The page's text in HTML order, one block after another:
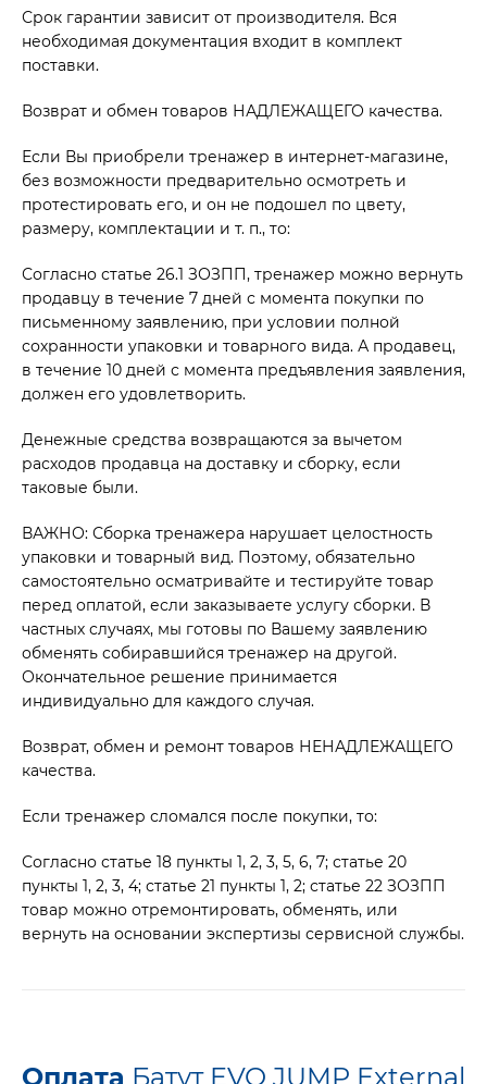
Срок гарантии зависит от производителя. Вся
необходимая документация входит в комплект
поставки.
Возврат и обмен товаров НАДЛЕЖАЩЕГО качества.
Если Вы приобрели тренажер в интернет-магазине,
без возможности предварительно осмотреть и
протестировать его, и он не подошел по цвету,
размеру, комплектации и т. п., то:
Согласно статье 26.1 ЗОЗПП, тренажер можно вернуть
продавцу в течение 7 дней с момента покупки по
письменному заявлению, при условии полной
сохранности упаковки и товарного вида. А продавец,
в течение 10 дней с момента предъявления заявления,
должен его удовлетворить.
Денежные средства возвращаются за вычетом
расходов продавца на доставку и сборку, если
таковые были.
ВАЖНО: Сборка тренажера нарушает целостность
упаковки и товарный вид. Поэтому, обязательно
самостоятельно осматривайте и тестируйте товар
перед оплатой, если заказываете услугу сборки. В
частных случаях, мы готовы по Вашему заявлению
обменять собиравшийся тренажер на другой.
Окончательное решение принимается
индивидуально для каждого случая.
Возврат, обмен и ремонт товаров НЕНАДЛЕЖАЩЕГО
качества.
Если тренажер сломался после покупки, то:
Согласно статье 18 пункты 1, 2, 3, 5, 6, 7; статье 20
пункты 1, 2, 3, 4; статье 21 пункты 1, 2; статье 22 ЗОЗПП
товар можно отремонтировать, обменять, или
вернуть на основании экспертизы сервисной службы.
Оплата Батут EVO JUMP External